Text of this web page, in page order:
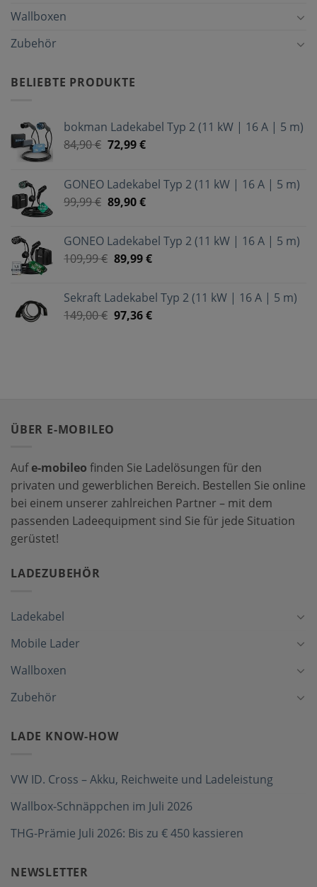
Wallboxen
Zubehör
BELIEBTE PRODUKTE
bokman Ladekabel Typ 2 (11 kW | 16 A | 5 m)
84,90€ 72,99€
GONEO Ladekabel Typ 2 (11 kW | 16 A | 5 m)
99,99€ 89,90€
GONEO Ladekabel Typ 2 (11 kW | 16 A | 5 m)
109,99€ 89,99€
Sekraft Ladekabel Typ 2 (11 kW | 16 A | 5 m)
149,00€ 97,36€
ÜBER E-MOBILEO
Aufe-mobileo finden Sie Ladelösungen für den
privaten und gewerblichen Bereich. Bestellen Sie online
bei einem unserer zahlreichen Partner – mit dem
passenden Ladeequipment sind Sie für jede Situation
gerüstet!
LADEZUBEHÖR
Ladekabel
Mobile Lader
Wallboxen
Zubehör
LADE KNOW-HOW
VW ID. Cross – Akku, Reichweite und Ladeleistung
Wallbox-Schnäppchen im Juli 2026
THG-Prämie Juli 2026: Bis zu € 450 kassieren
NEWSLETTER